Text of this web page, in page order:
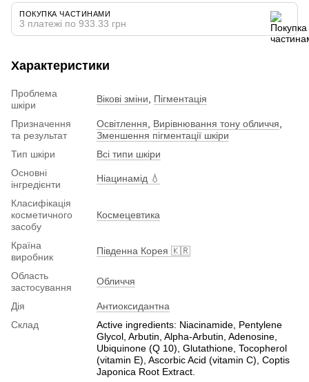
ПОКУПКА ЧАСТИНАМИ
3 платежі по 933.33 грн
Характеристики
Проблема
шкіри
Вікові зміни Пігментація
Призначення
та результат
Освітлення Вирівнювання тону обличчя
Зменшення пігментації шкіри
Тип шкіри
Всі типи шкіри
Основні
інгредієнти
Ніацинамід 💧
Класифікація
косметичного
засобу
Космецевтика
Країна
виробник
Південна Корея 🇰🇷
Область
застосування
Обличчя
Дія
Антиоксидантна
Склад
Active ingredients: Niacinamide, Pentylene
Glycol, Arbutin, Alpha-Arbutin, Adenosine,
Ubiquinone (Q 10), Glutathione, Tocopherol
(vitamin E), Ascorbic Acid (vitamin C), Coptis
Japonica Root Extract.